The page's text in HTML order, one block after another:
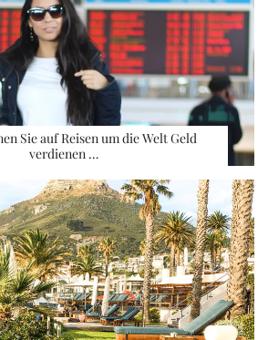
Sie auf Reisen um die Welt Geld
verdienen …